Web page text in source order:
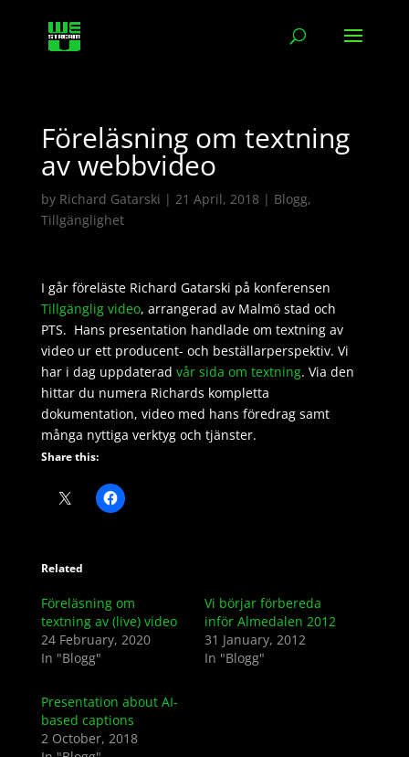
Föreläsning om textning
av webbvideo
by Richard Gatarski | 21 April, 2018| Blogg,
Tillgänglighet
I går föreläste Richard Gatarski på konferensen
Tillgänglig video, arrangerad av Malmö stad och
PTS. Hans presentation handlade om textning av
video ur ett producent- och beställarperspektiv. Vi
har i dag uppdaterad vår sida om textning. Via den
hittar du numera Richards kompletta
dokumentation, video med hans föredrag samt
många nyttiga verktyg och tjänster.
Share this:
Related
Föreläsning om
textning av (live) video
24 February, 2020
In "Blogg"
Vi börjar förbereda
inför Almedalen 2012
31 January, 2012
In "Blogg"
Presentation about AI-
based captions
2 October, 2018